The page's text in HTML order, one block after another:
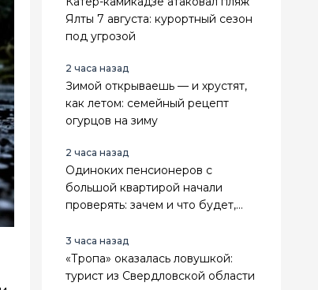
Ялты 7 августа: курортный сезон
под угрозой
2 часа назад
Зимой открываешь — и хрустят,
как летом: семейный рецепт
огурцов на зиму
2 часа назад
Одиноких пенсионеров с
большой квартирой начали
проверять: зачем и что будет,
3 часа назад
«Тропа» оказалась ловушкой:
турист из Свердловской области